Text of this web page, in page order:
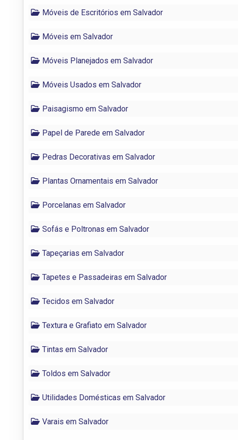
Móveis de Escritórios em Salvador
Móveis em Salvador
Móveis Planejados em Salvador
Móveis Usados em Salvador
Paisagismo em Salvador
Papel de Parede em Salvador
Pedras Decorativas em Salvador
Plantas Ornamentais em Salvador
Porcelanas em Salvador
Sofás e Poltronas em Salvador
Tapeçarias em Salvador
Tapetes e Passadeiras em Salvador
Tecidos em Salvador
Textura e Grafiato em Salvador
Tintas em Salvador
Toldos em Salvador
Utilidades Domésticas em Salvador
Varais em Salvador